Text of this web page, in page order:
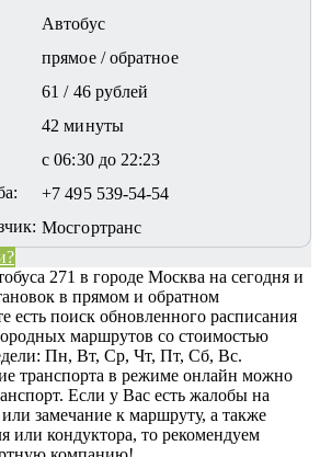
Автобус
прямое / обратное
61 / 46 рублей
42 минуты
с 06:30 до 22:23
+7 495 539-54-54
Мосгортранс
271 в городе Москва на сегодня и
в прямом и обратном
есть поиск обновленного расписания
маршрутов со стоимостью
Пн, Вт, Ср, Чт, Пт, Сб, Вс.
транспорта в режиме онлайн можно
Если у Вас есть жалобы на
замечание к маршруту, а также
или кондуктора, то рекомендуем